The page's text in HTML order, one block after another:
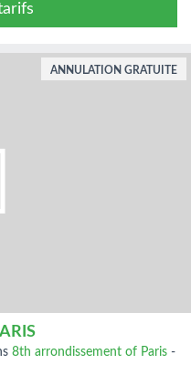
8th arrondissement of Paris -
ANNULATION GRATUITE